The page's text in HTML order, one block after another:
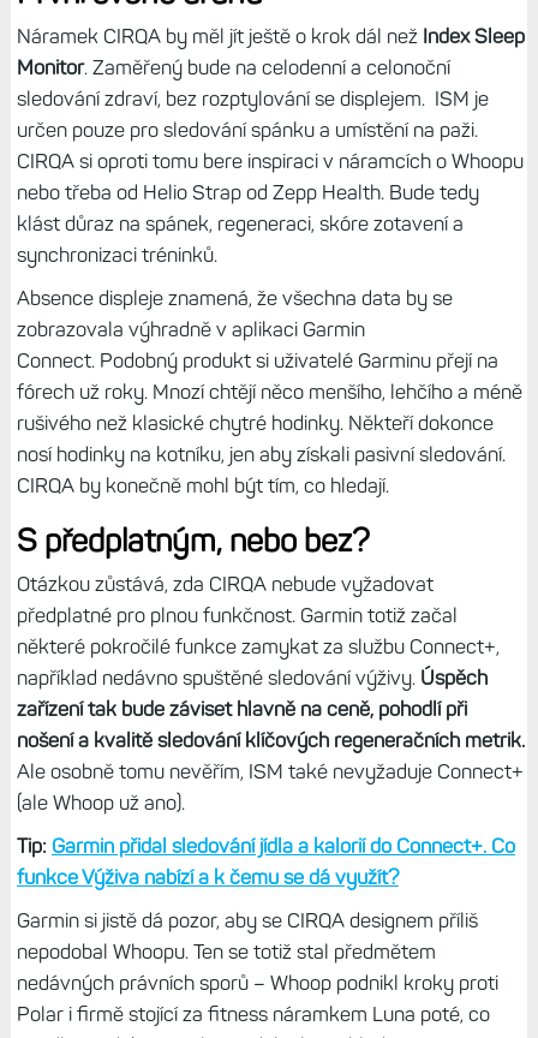
První svého druhu
Náramek CIRQA by měl jít ještě o krok dál než
Index Sleep
Monitor
. Zaměřený bude na celodenní a celonoční
sledování zdraví, bez rozptylování se displejem. ISM je
určen pouze pro sledování spánku a umístění na paži.
CIRQA si oproti tomu bere inspiraci v náramcích o Whoopu
nebo třeba od Helio Strap od Zepp Health. Bude tedy
klást důraz na spánek, regeneraci, skóre zotavení a
synchronizaci tréninků.
Absence displeje znamená, že všechna data by se
zobrazovala výhradně v aplikaci Garmin
Connect. Podobný produkt si uživatelé Garminu přejí na
fórech už roky. Mnozí chtějí něco menšího, lehčího a méně
rušivého než klasické chytré hodinky. Někteří dokonce
nosí hodinky na kotníku, jen aby získali pasivní sledování.
CIRQA by konečně mohl být tím, co hledají.
S předplatným, nebo bez?
Otázkou zůstává, zda CIRQA nebude vyžadovat
předplatné pro plnou funkčnost. Garmin totiž začal
některé pokročilé funkce zamykat za službu Connect+,
například nedávno spuštěné sledování výživy.Úspěch
zařízení tak bude záviset hlavně na ceně, pohodlí při